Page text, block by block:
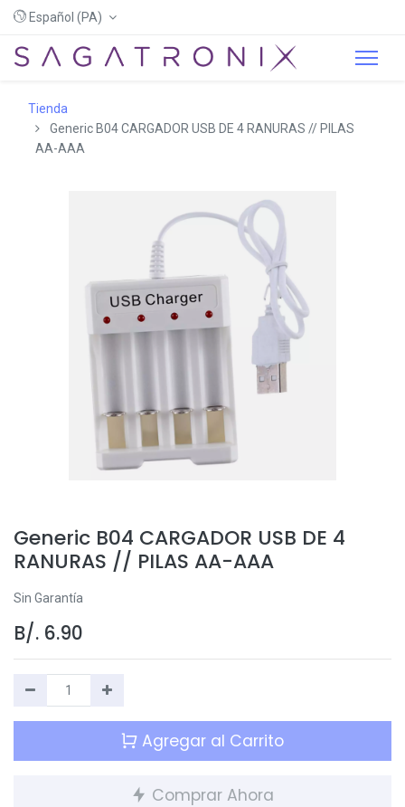
Español (PA)
Tienda
Generic B04 CARGADOR USB DE 4 RANURAS // PILAS
AA-AAA
Generic B04 CARGADOR USB DE 4
RANURAS // PILAS AA-AAA
Sin Garantía
B/. 6.90
Agregar al Carrito
Comprar Ahora